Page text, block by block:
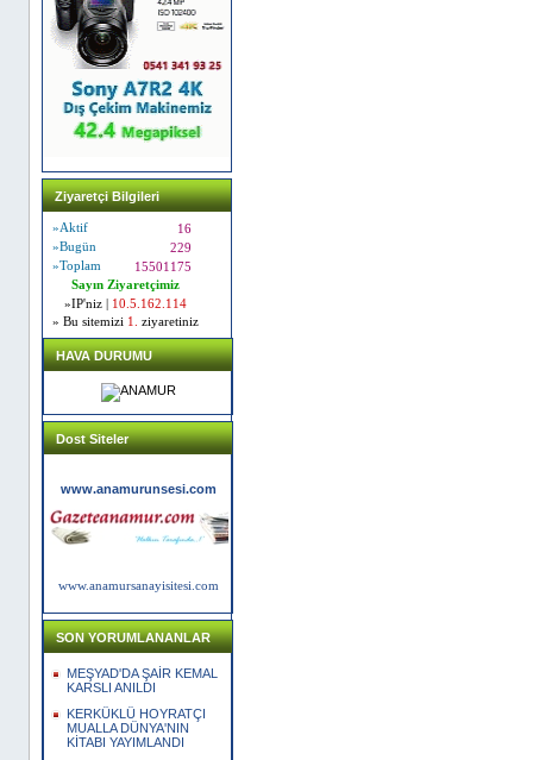
Ziyaretçi Bilgileri
»Aktif
16
»Bugün
229
»Toplam
15501175
Sayın Ziyaretçimiz
»IP'niz |
10.5.162.114
» Bu sitemizi 1. ziyaretiniz
HAVA DURUMU
Dost Siteler
www.anamurunsesi.com
www.anamursanayisitesi.com
SON YORUMLANANLAR
MEŞYAD'DA ŞAİR KEMAL
KARSLI ANILDI
KERKÜKLÜ HOYRATÇI
MUALLA DÜNYA'NIN
KİTABI YAYIMLANDI